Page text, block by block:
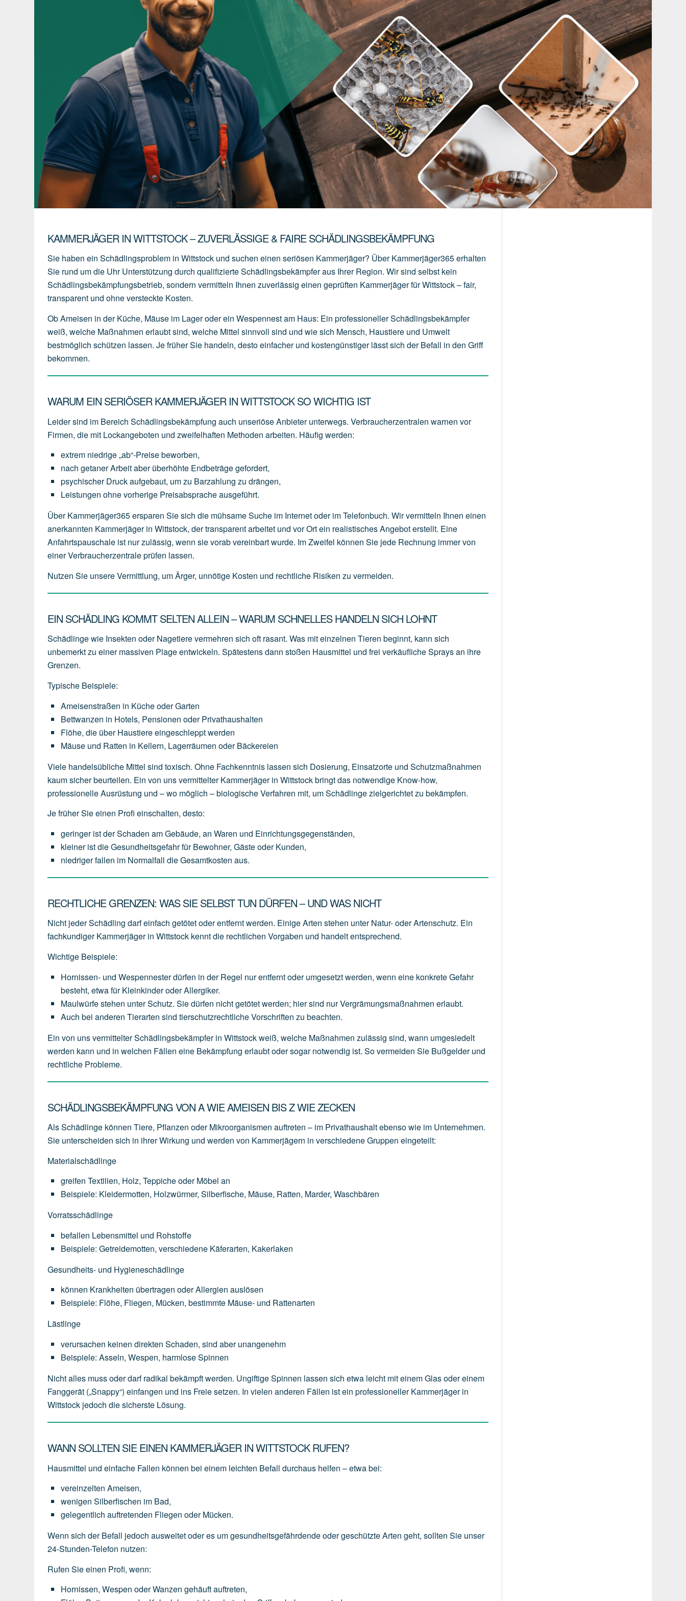
KAMMERJÄGER IN WITTSTOCK – ZUVERLÄSSIGE & FAIRE SCHÄDLINGSBEKÄMPFUNG
Sie haben ein Schädlingsproblem in Wittstock und suchen einen seriösen Kammerjäger? Über Kammerjäger365 erhalten
Sie rund um die Uhr Unterstützung durch qualifizierte Schädlingsbekämpfer aus Ihrer Region. Wir sind selbst kein
Schädlingsbekämpfungsbetrieb, sondern vermitteln Ihnen zuverlässig einen geprüften Kammerjäger für Wittstock – fair,
transparent und ohne versteckte Kosten.
Ob Ameisen in der Küche, Mäuse im Lager oder ein Wespennest am Haus: Ein professioneller Schädlingsbekämpfer
weiß, welche Maßnahmen erlaubt sind, welche Mittel sinnvoll sind und wie sich Mensch, Haustiere und Umwelt
bestmöglich schützen lassen. Je früher Sie handeln, desto einfacher und kostengünstiger lässt sich der Befall in den Griff
bekommen.
WARUM EIN SERIÖSER KAMMERJÄGER IN WITTSTOCK SO WICHTIG IST
Leider sind im Bereich Schädlingsbekämpfung auch unseriöse Anbieter unterwegs. Verbraucherzentralen warnen vor
Firmen, die mit Lockangeboten und zweifelhaften Methoden arbeiten. Häufig werden:
extrem niedrige„ab“-Preisebeworben,
nach getanerArbeitaber überhöhte Endbeträgegefordert,
psychischer Druckaufgebaut, umzu Barzahlung zu drängen,
Leistungen ohnevorherige Preisabspracheausgeführt.
Über Kammerjäger365 ersparen Sie sich die mühsame Suche im Internet oder im Telefonbuch. Wir vermitteln Ihnen einen
anerkannten Kammerjäger in Wittstock, der transparent arbeitet und vor Ort ein realistisches Angebot erstellt. Eine
Anfahrtspauschale ist nur zulässig, wenn sie vorab vereinbart wurde. Im Zweifel können Sie jede Rechnung immer von
einer Verbraucherzentrale prüfen lassen.
Nutzen Sie unsere Vermittlung, um Ärger, unnötige Kosten und rechtliche Risiken zu vermeiden.
EIN SCHÄDLING KOMMT SELTEN ALLEIN – WARUM SCHNELLES HANDELN SICH LOHNT
Schädlinge wie Insekten oder Nagetiere vermehren sich oft rasant. Was mit einzelnen Tieren beginnt, kann sich
unbemerkt zu einer massiven Plage entwickeln. Spätestens dann stoßen Hausmittel und frei verkäufliche Sprays an ihre
Grenzen.
Typische Beispiele:
Ameisenstraßen in KücheoderGarten
Bettwanzen in Hotels, Pensionen oder Privathaushalten
Flöhe, die über Haustiereeingeschlepptwerden
Mäuse und Ratten in Kellern, Lagerräumen oder Bäckereien
Viele handelsübliche Mittel sind toxisch. Ohne Fachkenntnis lassen sich Dosierung, Einsatzorte und Schutzmaßnahmen
kaum sicher beurteilen. Ein von uns vermittelter Kammerjäger in Wittstock bringt das notwendige Know-how,
professionelle Ausrüstung und – wo möglich – biologische Verfahren mit, um Schädlinge zielgerichtet zu bekämpfen.
Je früher Sie einen Profi einschalten, desto:
geringer istderSchaden amGebäude, an Waren und Einrichtungsgegenständen,
kleiner istdieGesundheitsgefahrfür Bewohner, Gästeoder Kunden,
niedrigerfallen im Normalfall dieGesamtkosten aus.
RECHTLICHE GRENZEN: WAS SIE SELBST TUN DÜRFEN – UND WAS NICHT
Nicht jeder Schädling darf einfach getötet oder entfernt werden. Einige Arten stehen unter Natur- oder Artenschutz. Ein
fachkundiger Kammerjäger in Wittstock kennt die rechtlichen Vorgaben und handelt entsprechend.
Wichtige Beispiele:
Hornissen- und Wespennesterdürfen in der Regel nurentferntoder umgesetztwerden, wenn eine konkreteGefahr
besteht, etwafür KleinkinderoderAllergiker.
Maulwürfestehen unterSchutz. Siedürfen nichtgetötetwerden; hiersind nurVergrämungsmaßnahmen erlaubt.
Auch bei anderen Tierarten sind tierschutzrechtlicheVorschriften zu beachten.
Ein von uns vermittelter Schädlingsbekämpfer in Wittstock weiß, welche Maßnahmen zulässig sind, wann umgesiedelt
werden kann und in welchen Fällen eine Bekämpfung erlaubt oder sogar notwendig ist. So vermeiden Sie Bußgelder und
rechtliche Probleme.
SCHÄDLINGSBEKÄMPFUNG VON A WIE AMEISEN BIS Z WIE ZECKEN
Als Schädlinge können Tiere, Pflanzen oder Mikroorganismen auftreten – im Privathaushalt ebenso wie im Unternehmen.
Sie unterscheiden sich in ihrer Wirkung und werden von Kammerjägern in verschiedene Gruppen eingeteilt:
Materialschädlinge
greifen Textilien, Holz, Teppicheoder Möbel an
Beispiele: Kleidermotten, Holzwürmer, Silberfische, Mäuse, Ratten, Marder, Waschbären
Vorratsschädlinge
befallen Lebensmittel und Rohstoffe
Beispiele: Getreidemotten, verschiedene Käferarten, Kakerlaken
Gesundheits- und Hygieneschädlinge
können Krankheiten übertragen oderAllergien auslösen
Beispiele: Flöhe, Fliegen, Mücken, bestimmte Mäuse- und Rattenarten
Lästlinge
verursachen keinen direkten Schaden, sind aber unangenehm
Beispiele: Asseln, Wespen, harmloseSpinnen
Nicht alles muss oder darf radikal bekämpft werden. Ungiftige Spinnen lassen sich etwa leicht mit einem Glas oder einem
Fanggerät („Snappy“) einfangen und ins Freie setzen. In vielen anderen Fällen ist ein professioneller Kammerjäger in
Wittstock jedoch die sicherste Lösung.
WANN SOLLTEN SIE EINEN KAMMERJÄGER IN WITTSTOCK RUFEN?
Hausmittel und einfache Fallen können bei einem leichten Befall durchaus helfen – etwa bei:
vereinzelten Ameisen,
wenigen Silberfischen im Bad,
gelegentlich auftretenden Fliegen oder Mücken.
Wenn sich der Befall jedoch ausweitet oder es um gesundheitsgefährdende oder geschützte Arten geht, sollten Sie unser
24-Stunden-Telefon nutzen:
Rufen Sie einen Profi, wenn:
Hornissen, Wespen oderWanzen gehäuftauftreten,